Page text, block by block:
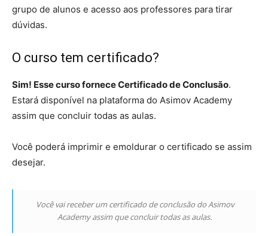
grupo de alunos e acesso aos professores para tirar
dúvidas.
O curso tem certificado?
Sim! Esse curso fornece Certificado de Conclusão.
Estará disponível na plataforma do Asimov Academy
assim que concluir todas as aulas.
Você poderá imprimir e emoldurar o certificado se assim
desejar.
Você vai receber um certificado de conclusão do Asimov
Academy assim que concluir todas as aulas.